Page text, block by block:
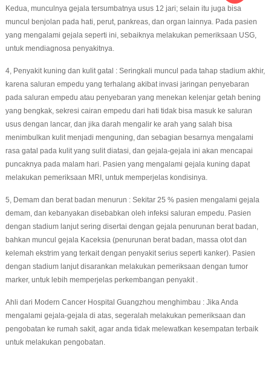
Kedua, munculnya gejala tersumbatnya usus 12 jari; selain itu juga bisa
muncul benjolan pada hati, perut, pankreas, dan organ lainnya. Pada pasien
yang mengalami gejala seperti ini, sebaiknya melakukan pemeriksaan USG,
untuk mendiagnosa penyakitnya.
4, Penyakit kuning dan kulit gatal : Seringkali muncul pada tahap stadium akhir,
karena saluran empedu yang terhalang akibat invasi jaringan penyebaran
pada saluran empedu atau penyebaran yang menekan kelenjar getah bening
yang bengkak, sekresi cairan empedu dari hati tidak bisa masuk ke saluran
usus dengan lancar, dan jika darah mengalir ke arah yang salah bisa
menimbulkan kulit menjadi menguning, dan sebagian besarnya mengalami
rasa gatal pada kulit yang sulit diatasi, dan gejala-gejala ini akan mencapai
puncaknya pada malam hari. Pasien yang mengalami gejala kuning dapat
melakukan pemeriksaan MRI, untuk memperjelas kondisinya.
5, Demam dan berat badan menurun : Sekitar 25 % pasien mengalami gejala
demam, dan kebanyakan disebabkan oleh infeksi saluran empedu. Pasien
dengan stadium lanjut sering disertai dengan gejala penurunan berat badan,
bahkan muncul gejala Kaceksia (penurunan berat badan, massa otot dan
kelemah ekstrim yang terkait dengan penyakit serius seperti kanker). Pasien
dengan stadium lanjut disarankan melakukan pemeriksaan dengan tumor
marker, untuk lebih memperjelas perkembangan penyakit .
Ahli dari Modern Cancer Hospital Guangzhou menghimbau : Jika Anda
mengalami gejala-gejala di atas, segeralah melakukan pemeriksaan dan
pengobatan ke rumah sakit, agar anda tidak melewatkan kesempatan terbaik
untuk melakukan pengobatan.